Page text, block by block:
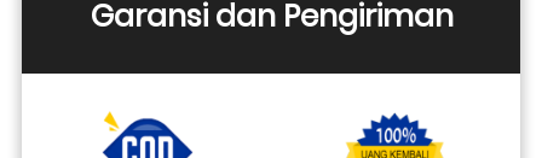
Garansi dan Pengiriman